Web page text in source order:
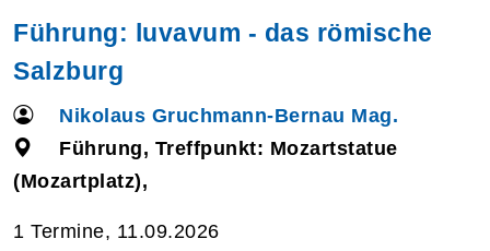
Führung: luvavum - das römische
Salzburg
Nikolaus Gruchmann-Bernau Mag.
Führung, Treffpunkt: Mozartstatue
(Mozartplatz),
1 Termine, 11.09.2026